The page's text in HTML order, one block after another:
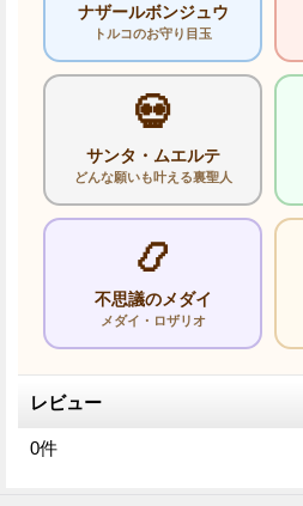
ナザールボンジュウ
トルコのお守り目玉
💀
サンタ・ムエルテ
どんな願いも叶える裏聖人
📿
不思議のメダイ
メダイ・ロザリオ
レビュー
0件